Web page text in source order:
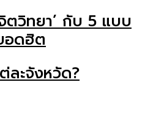
ตวิทยา’ กับ 5 แบบ
อดฮิต
ละจังหวัด?